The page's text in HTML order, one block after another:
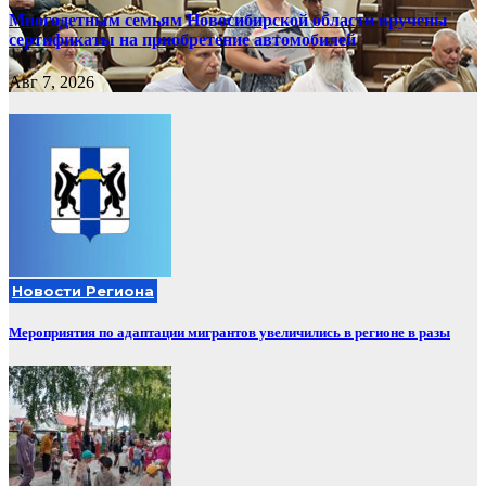
Многодетным семьям Новосибирской области вручены
сертификаты на приобретение автомобилей
Авг 7, 2026
Новости Региона
Мероприятия по адаптации мигрантов увеличились в регионе в разы